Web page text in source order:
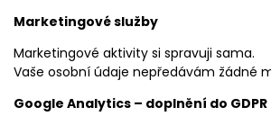
Marketingové služby
Marketingové aktivity si spravuji sama.
Vaše osobní údaje nepředávám žádné
Google Analytics – doplnění do GDPR